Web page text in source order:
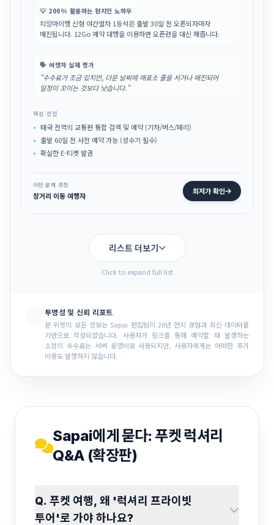
💡 200% 활용하는 현지인 노하우
치앙마이행 신형 야간열차 1등석은 출발 30일 전 오픈되자마자
매진됩니다. 12Go 예약 대행을 이용하면 오픈런을 대신 해줍니다.
🗣️ 여행자 실제 평가
"수수료가 조금 있지만, 더운 날씨에 매표소 줄을 서거나 매진되어
일정이 꼬이는 것보다 낫습니다."
핵심 장점
태국 전역의 교통편 통합 검색 및 예약 (기차/버스/페리)
출발 60일 전 사전 예약 가능 (성수기 필수)
확실한 E-티켓 발권
이런 분께 추천
장거리 이동 여행자 최저가 확인
리스트 더보기
Click to expand full list
투명성 및 신뢰 리포트
본 위젯의 모든 정보는 Sapai 편집팀의 20년 현지 경험과 최신 데이터를
기반으로 작성되었습니다. 사용자가 링크를 통해 예약할 때 발생하는
소정의 수수료는 서버 운영비로 사용되지만, 사용자에게는 어떠한 추가
비용도 발생하지 않습니다.
Sapai에게 묻다: 푸켓 럭셔리
Q&A (확장판)
Q. 푸켓 여행, 왜 '럭셔리 프라이빗
투어'로 가야 하나요?